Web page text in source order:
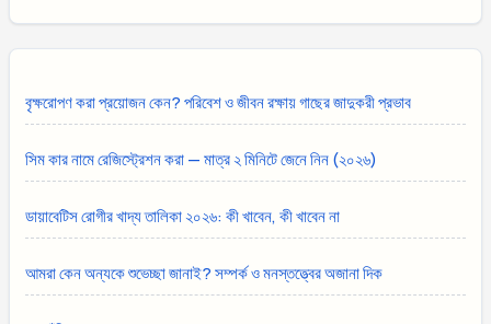
বৃক্ষরোপণ করা প্রয়োজন কেন? পরিবেশ ও জীবন রক্ষায় গাছের জাদুকরী প্রভাব
সিম কার নামে রেজিস্ট্রেশন করা — মাত্র ২ মিনিটে জেনে নিন (২০২৬)
ডায়াবেটিস রোগীর খাদ্য তালিকা ২০২৬: কী খাবেন, কী খাবেন না
আমরা কেন অন্যকে শুভেচ্ছা জানাই? সম্পর্ক ও মনস্তত্ত্বের অজানা দিক